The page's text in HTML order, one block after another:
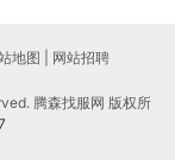
地图 | 网站招聘
腾森找服网 版权所